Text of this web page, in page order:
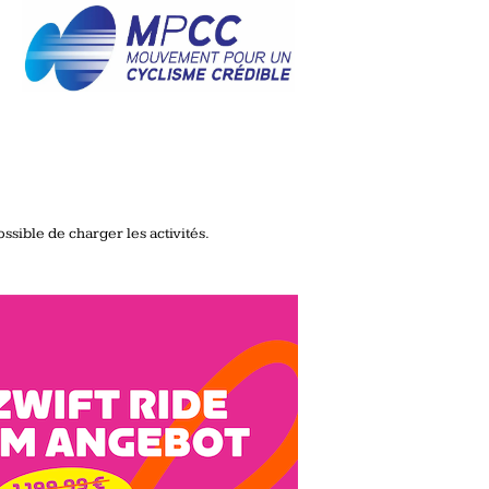
de charger les activités.